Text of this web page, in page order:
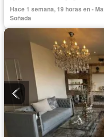
Tanque de agua
Cocina
Cochera
Hace 1 semana, 19 horas en -
Soñada